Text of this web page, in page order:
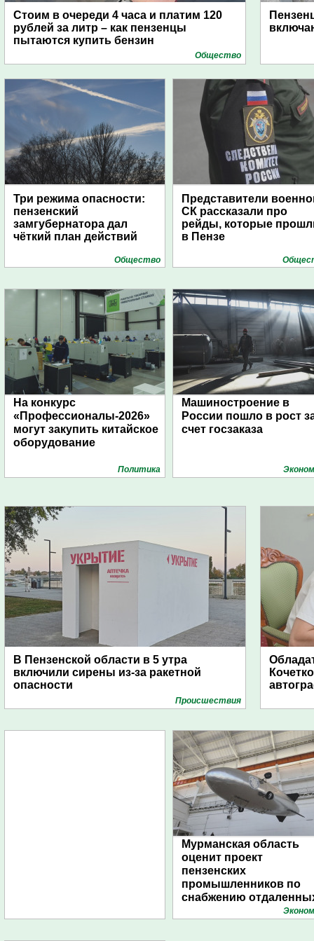
Стоим в очереди 4 часа и платим 120
рублей за литр – как пензенцы
пытаются купить бензин
Общество
Три режима опасности:
пензенский
замгубернатора дал
чёткий план действий
Общество
Представители
СК рассказали про
рейды, которые
в Пензе
На конкурс
«Профессионалы-2026»
могут закупить китайское
оборудование
Политика
Машиностроение в
России пошло в рост
счет госзаказа
В Пензенской области в 5 утра
включили сирены из-за ракетной
опасности
Проиcшествия
Мурманская область
оценит проект
пензенских
промышленников по
снабжению
поселений с помощью